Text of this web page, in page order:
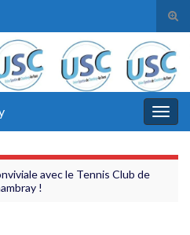
avec le Tennis Club de
!